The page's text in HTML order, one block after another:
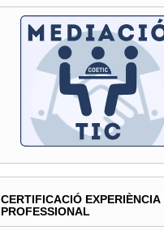
CERTIFICACIÓ EXPERIÈNCIA
PROFESSIONAL